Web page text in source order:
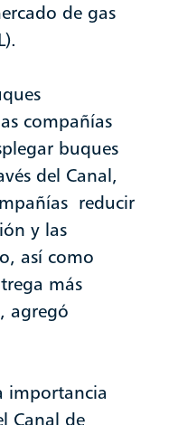
de gas
compañías
buques
del Canal,
reducir
y las
así como
más
agregó
importancia
Canal de